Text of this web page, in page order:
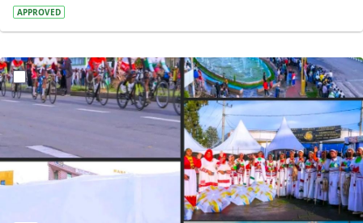
APPROVED
?version=1.0&t=1778049615193&imageThumbnail=1